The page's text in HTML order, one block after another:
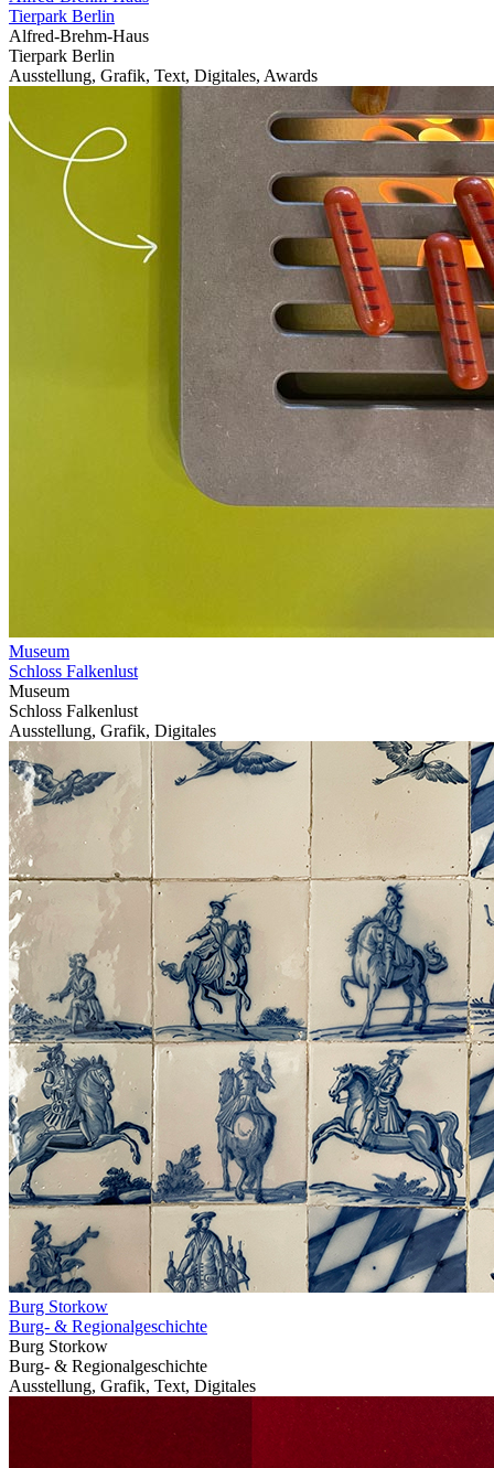
Tierpark Berlin
Alfred-Brehm-Haus
Tierpark Berlin
Ausstellung, Grafik, Text, Digitales, Awards
Museum
Schloss Falkenlust
Museum
Schloss Falkenlust
Ausstellung, Grafik, Digitales
Burg Storkow
Burg- & Regionalgeschichte
Burg Storkow
Burg- & Regionalgeschichte
Ausstellung, Grafik, Text, Digitales